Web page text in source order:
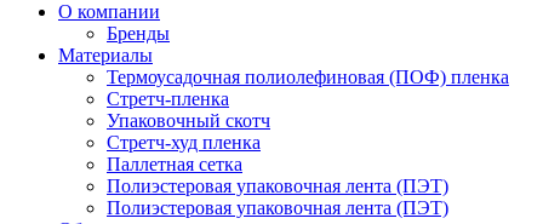
О компании
Бренды
Материалы
Термоусадочная полиолефиновая (ПОФ) пленка
Стретч-пленка
Упаковочный скотч
Стретч-худ пленка
Паллетная сетка
Полиэстеровая упаковочная лента (ПЭТ)
Полиэстеровая упаковочная лента (ПЭТ)